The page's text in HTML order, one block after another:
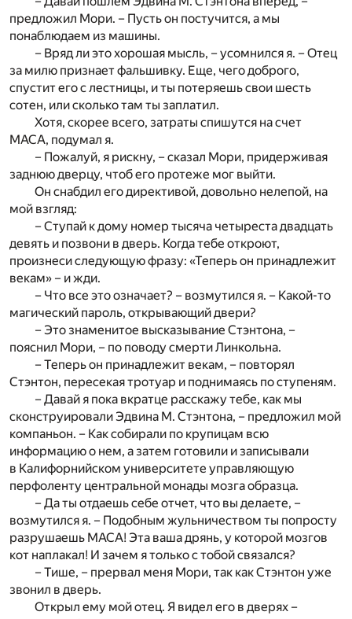
предложил Мори. – Пусть он постучится, а мы
понаблюдаем из машины.
– Вряд ли это хорошая мысль, – усомнился я. – Отец
за милю признает фальшивку. Еще, чего доброго,
спустит его с лестницы, и ты потеряешь свои шесть
сотен, или сколько там ты заплатил.
Хотя, скорее всего, затраты спишутся на счет
МАСА, подумал я.
– Пожалуй, я рискну, – сказал Мори, придерживая
заднюю дверцу, чтоб его протеже мог выйти.
Он снабдил его директивой, довольно нелепой, на
мой взгляд:
– Ступай к дому номер тысяча четыреста двадцать
девять и позвони в дверь. Когда тебе откроют,
произнеси следующую фразу: «Теперь он принадлежит
векам» – и жди.
– Что все это означает? – возмутился я. – Какой-то
магический пароль, открывающий двери?
– Это знаменитое высказывание Стэнтона, –
пояснил Мори, – по поводу смерти Линкольна.
– Теперь он принадлежит векам, – повторял
Стэнтон, пересекая тротуар и поднимаясь по ступеням.
– Давай я пока вкратце расскажу тебе, как мы
сконструировали Эдвина М. Стэнтона, – предложил мой
компаньон. – Как собирали по крупицам всю
информацию о нем, а затем готовили и записывали
в Калифорнийском университете управляющую
перфоленту центральной монады мозга образца.
– Да ты отдаешь себе отчет, что вы делаете, –
возмутился я. – Подобным жульничеством ты попросту
разрушаешь МАСА! Эта ваша дрянь, у которой мозгов
кот наплакал! И зачем я только с тобой связался?
– Тише, – прервал меня Мори, так как Стэнтон уже
звонил в дверь.
Открыл ему мой отец. Я видел его в дверях –